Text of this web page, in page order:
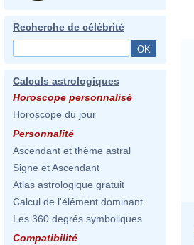
Recherche de célébrité
Calculs astrologiques
Horoscope personnalisé
Horoscope du jour
Personnalité
Ascendant et thème astral
Signe et Ascendant
Atlas astrologique gratuit
Calcul de l'élément dominant
Les 360 degrés symboliques
Compatibilité